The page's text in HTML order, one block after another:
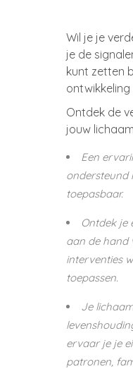
Wil je je
je de
kunt zetten
Ontdek de
jouw
Een
ondersteund
toepasbaar.
Ontdek je
aan de hand
interventies
toepassen.
Je
ervaar je je
patronen,